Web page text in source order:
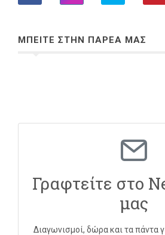
ΜΠΕΙΤΕ ΣΤΗΝ ΠΑΡΕΑ ΜΑΣ
Γραφτείτε στο
μας
Διαγωνισμοί, δώρα και τα πάντα